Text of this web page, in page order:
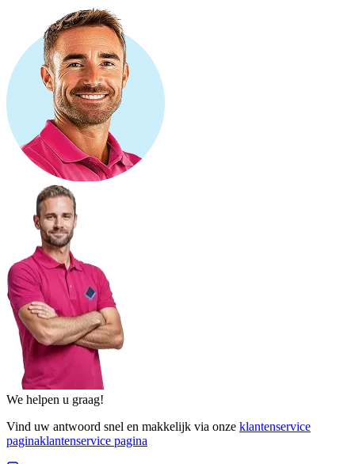
We helpen u graag!
Vind uw antwoord snel en makkelijk via onze klantenservice
paginaklantenservice pagina